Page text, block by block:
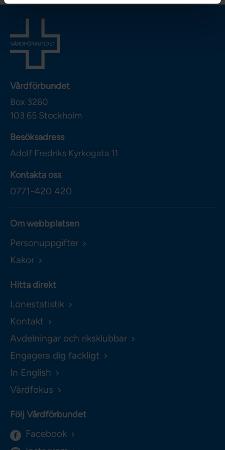
Vårdförbundet
Box 3260
103 65 Stockholm
Besöksadress
Adolf Fredriks Kyrkogata 11
Kontakta oss
0771-420 420
Om webbplatsen
Personuppgifter
Kakor
Hitta direkt
Lönestatistik
Kontakt
Avdelningar och riksklubbar
Engagera dig fackligt
In English
Vårdfokus
Följ Vårdförbundet
Facebook